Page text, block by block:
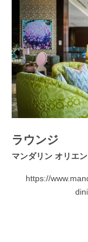
ラウンジ
マンダリン オリエ
https://